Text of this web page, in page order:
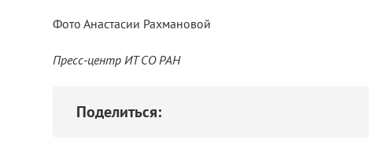
Фото Анастасии Рахмановой
Пресс-центр ИТ СО РАН
Поделиться: